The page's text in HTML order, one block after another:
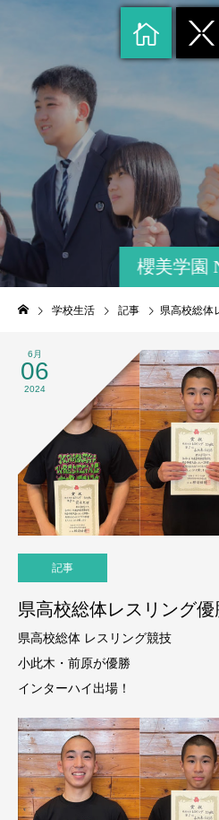
櫻美学園
学校生活 記事 県高校総体
6月
06
2024
記事
県高校総体レスリング優
県高校総体 レスリング競技
小此木・前原が優勝
インターハイ出場！